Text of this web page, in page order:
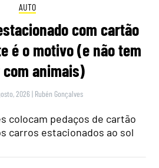
AUTO
com cartão
é o motivo (e não tem
animais)
2026 | Rubén Gonçalves
colocam pedaços de cartão
carros estacionados ao sol